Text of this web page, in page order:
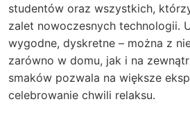
studentów oraz wszystkich,
zalet nowoczesnych technologii.
wygodne, dyskretne – można z
zarówno w domu, jak i na
smaków pozwala na większe
celebrowanie chwili relaksu.